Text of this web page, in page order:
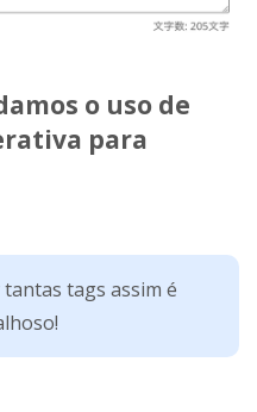
o uso de
para
tags assim é